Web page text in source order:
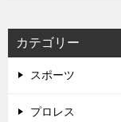
カテゴリー
スポーツ
プロレス